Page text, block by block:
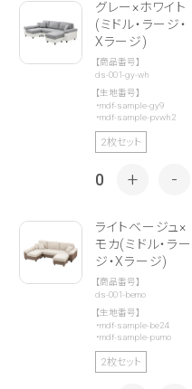
グレー×ホワイト
(ミドル・ラージ・
Xラージ)
【商品番号】
ds-001-gy-wh
【生地番号】
・mdf-sample-gy9
・mdf-sample-pvwh2
2枚セット
0 + -
ライトベージュ×
モカ(ミドル・ラー
ジ・Xラージ)
【商品番号】
ds-001-bemo
【生地番号】
・mdf-sample-be24
・mdf-sample-pumo
2枚セット